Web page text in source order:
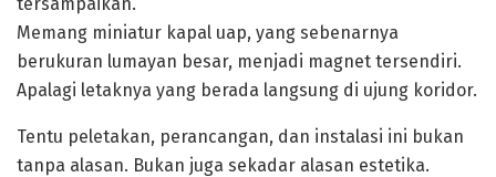
Memang miniatur kapal uap, yang sebenarnya
berukuran lumayan besar, menjadi magnet tersendiri.
Apalagi letaknya yang berada langsung di ujung koridor.
Tentu peletakan, perancangan, dan instalasi ini bukan
tanpa alasan. Bukan juga sekadar alasan estetika.